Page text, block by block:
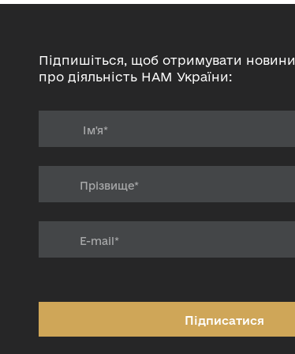
Підпишіться, щоб отримувати новини
про діяльність НАМ України:
Підписатися